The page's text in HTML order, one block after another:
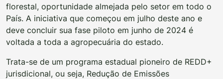
florestal, oportunidade almejada pelo setor em todo o
País. A iniciativa que começou em julho deste ano e
deve concluir sua fase piloto em junho de 2024 é
voltada a toda a agropecuária do estado.
Trata-se de um programa estadual pioneiro de REDD+
jurisdicional, ou seja, Redução de Emissões